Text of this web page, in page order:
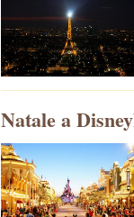
Natale a